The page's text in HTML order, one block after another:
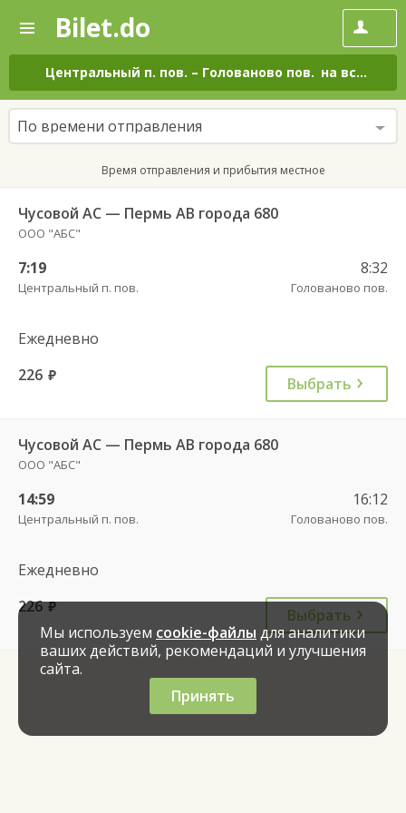
—
Поиск
и
покупка
билетов
на
автобус
онлайн
Bilet.do
Центральный п. пов. – Голованово пов. на все дни
По времени отправления
Время отправления и прибытия местное
Чусовой АС — Пермь АВ города 680
ООО "АБС"
7:19
Центральный п. пов.
8:32
Голованово пов.
Ежедневно
226 руб. Выбрать
Чусовой АС — Пермь АВ города 680
ООО "АБС"
14:59
Центральный п. пов.
16:12
Голованово пов.
Ежедневно
226 руб.
Выбрать
Мы используем cookie-файлы для аналитики
ваших действий, рекомендаций и улучшения
сайта.
Принять